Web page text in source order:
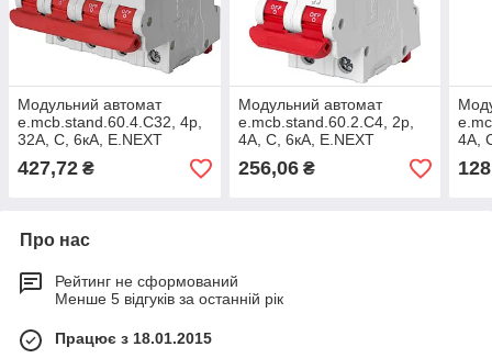
Модульний автомат
e.mcb.stand.60.4.C32, 4р,
32А, C, 6кА, E.NEXT
(s002150)
427,72 ₴
Модульний автомат
e.mcb.stand.60.2.C4, 2р,
4А, C, 6кА, E.NEXT
(s002143)
256,06₴
4А,
Про нас
Рейтинг не сформований
Менше 5 відгуків за останній рік
Працює з 18.01.2015